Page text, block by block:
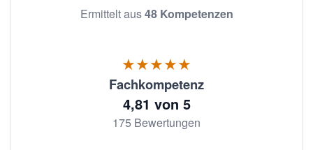
Ermittelt aus48 Kompetenzen
★★★★★
Fachkompetenz
4,81 von 5
175 Bewertungen